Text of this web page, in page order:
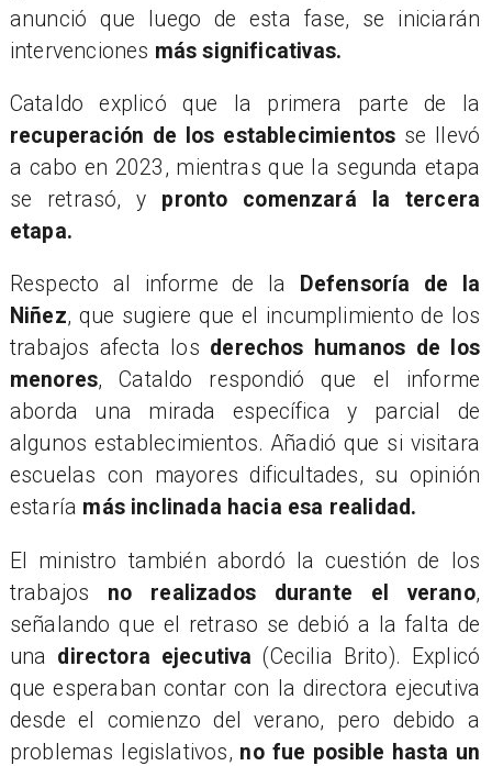
anunció que luego de esta fase, se iniciarán
intervenciones más significativas.
​Cataldo explicó que la primera parte de la
recuperación de los establecimientos se llevó
a cabo en 2023, mientras que la segunda etapa
se retrasó, y pronto comenzará la tercera
etapa.
​Respecto al informe de la
Defensoría de la
Niñez, que sugiere que el incumplimiento de los
trabajos afecta los derechos humanos de los
menores, Cataldo respondió que el informe
aborda una mirada específica y parcial de
algunos establecimientos. Añadió que si visitara
escuelas con mayores dificultades, su opinión
estaría más inclinada hacia esa realidad.
​El ministro también abordó la cuestión de los
trabajos no realizados durante el verano,
señalando que el retraso se debió a la falta de
una directora ejecutiva(Cecilia Brito). Explicó
que esperaban contar con la directora ejecutiva
desde el comienzo del verano, pero debido a
problemas legislativos, no fue posible hasta un